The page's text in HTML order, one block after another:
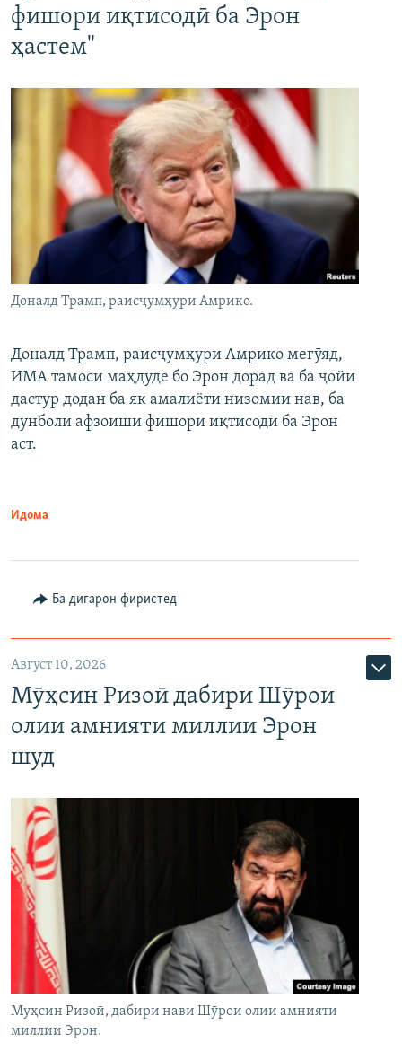
фишори иқтисодӣ ба Эрон
ҳастем"
Доналд Трамп, раисҷумҳури Амрико.
Доналд Трамп, раисҷумҳури Амрико мегӯяд,
ИМА тамоси маҳдуде бо Эрон дорад ва ба ҷойи
дастур додан ба як амалиёти низомии нав, ба
дунболи афзоиши фишори иқтисодӣ ба Эрон
аст.
Идома
Ба дигарон фиристед
Август 10, 2026
Мӯҳсин Ризоӣ дабири Шӯрои
олии амнияти миллии Эрон
шуд
Муҳсин Ризоӣ, дабири нави Шӯрои олии амнияти
миллии Эрон.